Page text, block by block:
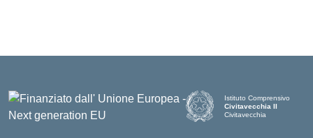
Istituto Comprensivo
Civitavecchia II
Civitavecchia